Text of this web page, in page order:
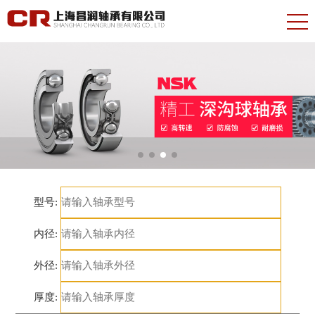
型号:
内径:
外径:
厚度: